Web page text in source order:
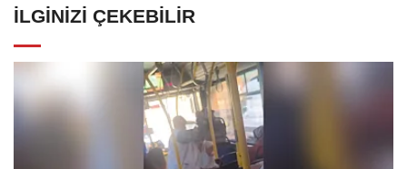
İLGINIZI ÇEKEBILIR